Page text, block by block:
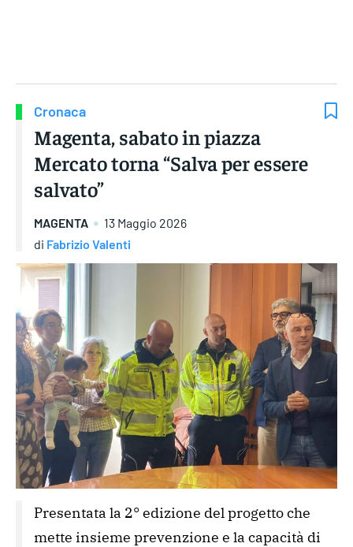
Cronaca
Magenta, sabato in piazza
Mercato torna “Salva per essere
salvato”
MAGENTA
13 Maggio 2026
di Fabrizio Valenti
Presentata la 2° edizione del progetto che
mette insieme prevenzione e la capacità di